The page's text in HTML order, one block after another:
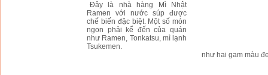
Đây là nhà hàng Mì Nhật
Ramen với nước súp được
chế biến đặc biệt. Một số món
ngon phải kể đến của quán
như Ramen, Tonkatsu, mì lạnh
Tsukemen.
như hai gam màu